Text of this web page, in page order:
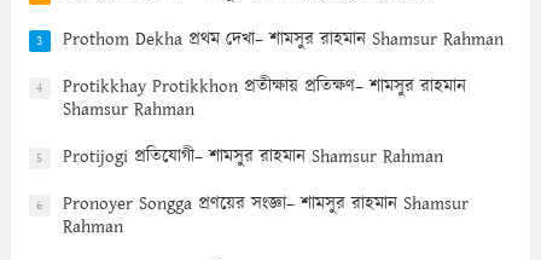
3 Prothom Dekha প্রথম দেখা– শামসুর রাহমান Shamsur Rahman
4
Protikkhay Protikkhon প্রতীক্ষায় প্রতিক্ষণ– শামসুর রাহমান
Shamsur Rahman
5 Protijogi প্রতিযোগী– শামসুর রাহমান Shamsur Rahman
6
Pronoyer Songga প্রণয়ের সংজ্ঞা– শামসুর রাহমান Shamsur
Rahman